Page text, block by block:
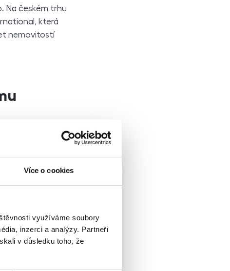
Více o cookies
využíváme soubory
inzerci a analýzy. Partneři
v důsledku toho, že
Na českém trhu
která
nemovitostí
a předně
nemovitost
původním
a
vhodná
nájem, a
a